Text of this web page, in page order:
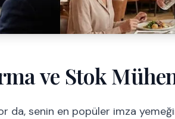
ve Stok
senin en popüler imza